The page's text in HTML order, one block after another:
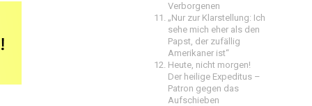
Verborgenen
„Nur zur Klarstellung: Ich
sehe mich eher als den
Papst, der zufällig
Amerikaner ist“
Heute, nicht morgen!
Der heilige Expeditus –
Patron gegen das
Aufschieben